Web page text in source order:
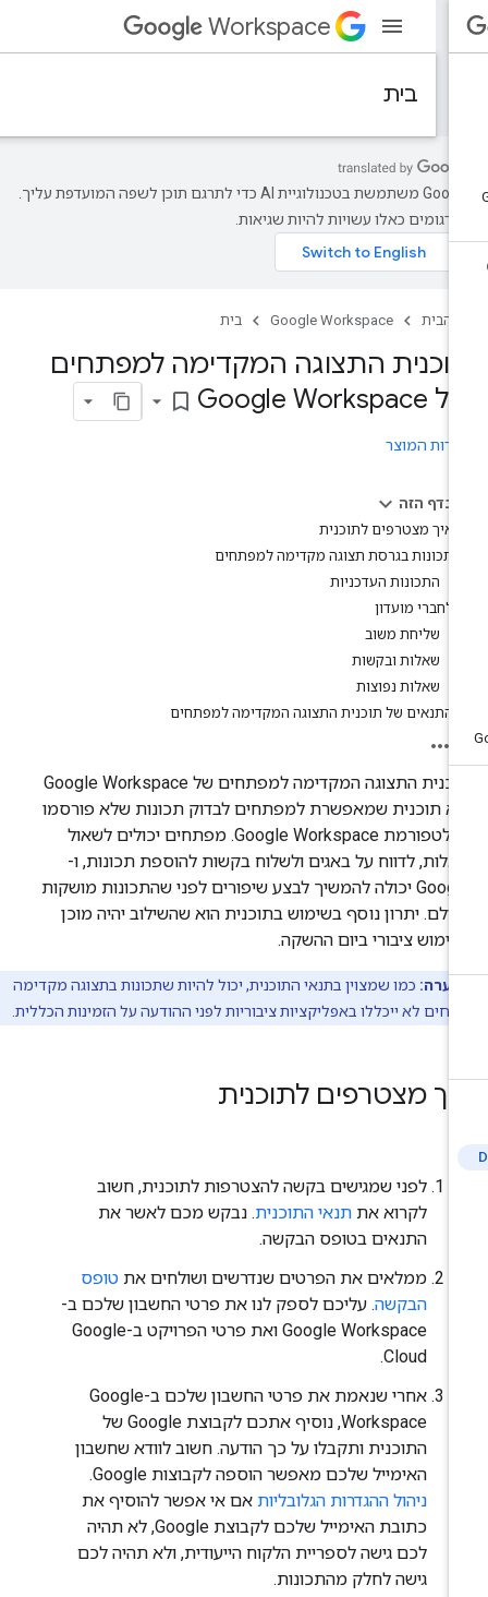
Workspace
בית
‫Google משתמשת בטכנולוגיית AI כדי לתרגם תוכן לשפה המועדפת עליך.
כאלו עשויות להיות שגיאות.
הבית Google Workspace בית
התצוגה המקדימה למפתחים
bookmark_border
המוצר
בדף הזה
איך מצטרפים לתוכנית
תכונות בגרסת תצוגה מקדימה למפתחים
התכונות העדכניות
לחברי מועדון
שליחת משוב
שאלות ובקשות
שאלות נפוצות
התנאים של תוכנית התצוגה המקדימה למפתחים
תוכנית התצוגה המקדימה למפתחים של Google Workspace
תוכנית שמאפשרת למפתחים לבדוק תכונות שלא פורסמו
בפלטפורמת Google Workspace. מפתחים יכולים לשאול
לדווח על באגים ולשלוח בקשות להוספת תכונות, ו-
Google יכולה להמשיך לבצע שיפורים לפני שהתכונות מושקות
יתרון נוסף בשימוש בתוכנית הוא שהשילוב יהיה מוכן
ציבורי ביום ההשקה.
הערה:כמו שמצוין בתנאי התוכנית, יכול להיות שתכונות בתצוגה מקדימה
לא ייכללו באפליקציות ציבוריות לפני ההודעה על הזמינות הכללית.
מצטרפים לתוכנית
לפני שמגישים בקשה להצטרפות לתוכנית, חשוב
לקרוא אתתנאי התוכנית. נבקש מכם לאשר את
התנאים בטופס הבקשה.
ממלאים את הפרטים שנדרשים ושולחים אתטופס
הבקשה. עליכם לספק לנו את פרטי החשבון שלכם ב-
Google Workspace ואת פרטי הפרויקט ב-Google
Cloud.
אחרי שנאמת את פרטי החשבון שלכם ב-Google
Workspace, נוסיף אתכם לקבוצת Google של
התוכנית ותקבלו על כך הודעה. חשוב לוודא שחשבון
האימייל שלכם מאפשר הוספה לקבוצות Google.
ניהול ההגדרות הגלובליותאם אי אפשר להוסיף את
כתובת האימייל שלכם לקבוצת Google, לא תהיה
לכם גישה לספריית הלקוח הייעודית, ולא תהיה לכם
גישה לחלק מהתכונות.